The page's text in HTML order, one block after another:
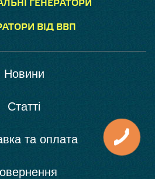
ГЕНЕРАТОРИ
ВІД ВВП
Новини
Статті
та оплата